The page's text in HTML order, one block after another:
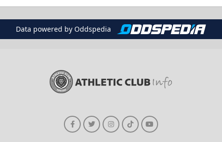
Data powered by Oddspedia